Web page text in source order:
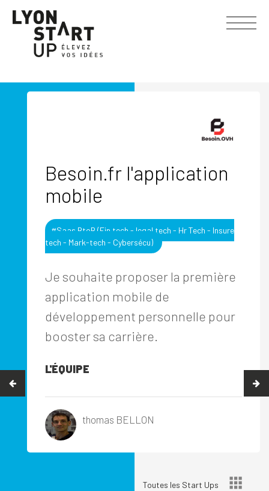
Besoin.fr l'application
mobile
#Saas BtoB (Fin tech - legal tech - Hr Tech - Insure
tech - Mark-tech - Cybersécu)
Je souhaite proposer la première
application mobile de
développement personnelle pour
booster sa carrière.
L'ÉQUIPE
thomas BELLON
Toutes les Start Ups